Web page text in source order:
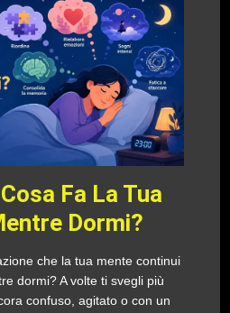
Fa La Tua
Dormi?
che la tua mente continui
dormi? A volte ti svegli più
confuso, agitato o con un